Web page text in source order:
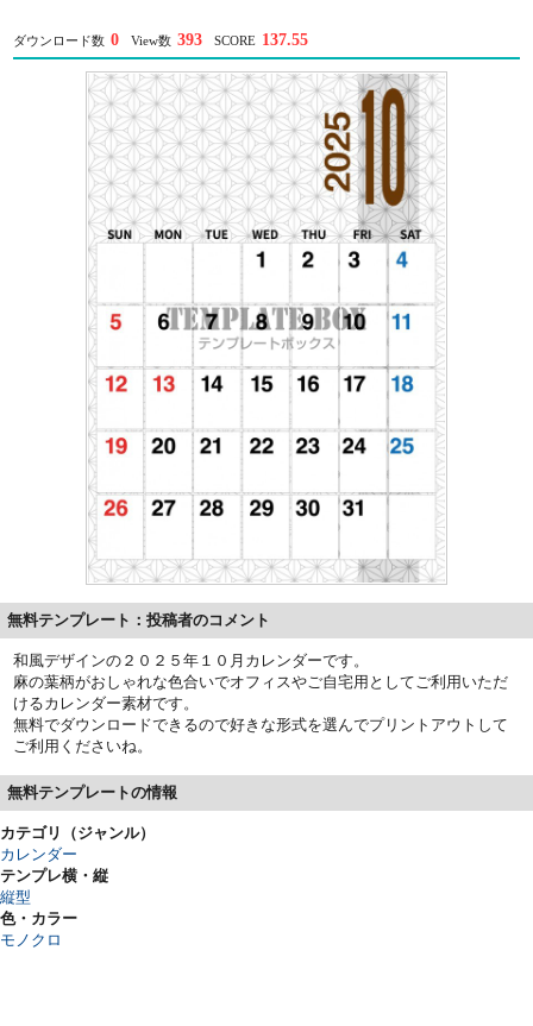
ダウンロード数 0 View数 393 SCORE 137.55
無料テンプレート：投稿者のコメント
和風デザインの２０２５年１０月カレンダーです。
麻の葉柄がおしゃれな色合いでオフィスやご自宅用としてご利用いただ
けるカレンダー素材です。
無料でダウンロードできるので好きな形式を選んでプリントアウトして
ご利用くださいね。
無料テンプレートの情報
カテゴリ（ジャンル）
カレンダー
テンプレ横・縦
縦型
色・カラー
モノクロ